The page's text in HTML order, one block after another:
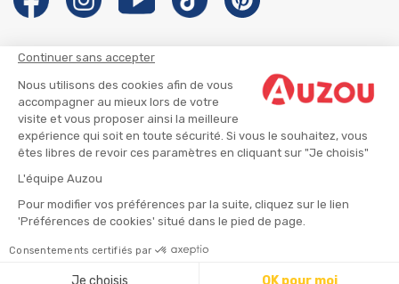
Continuer sans accepter
Nous utilisons des cookies afin de vous
accompagner au mieux lors de votre
visite et vous proposer ainsi la meilleure
expérience qui soit en toute sécurité. Si vous le souhaitez, vous
êtes libres de revoir ces paramètres en cliquant sur "Je choisis"
L'équipe Auzou
Pour modifier vos préférences par la suite, cliquez sur le lien
'Préférences de cookies' situé dans le pied de page.
Consentements certifiés par
Je choisis OK pour moi
Ajouter au panier
Petite Taupe
Auteurs et illustrateurs Auzou
Suivre mon colis
Infos consommateur
CGU
CGV
Mentions légales
© 2026 - AUZOU |